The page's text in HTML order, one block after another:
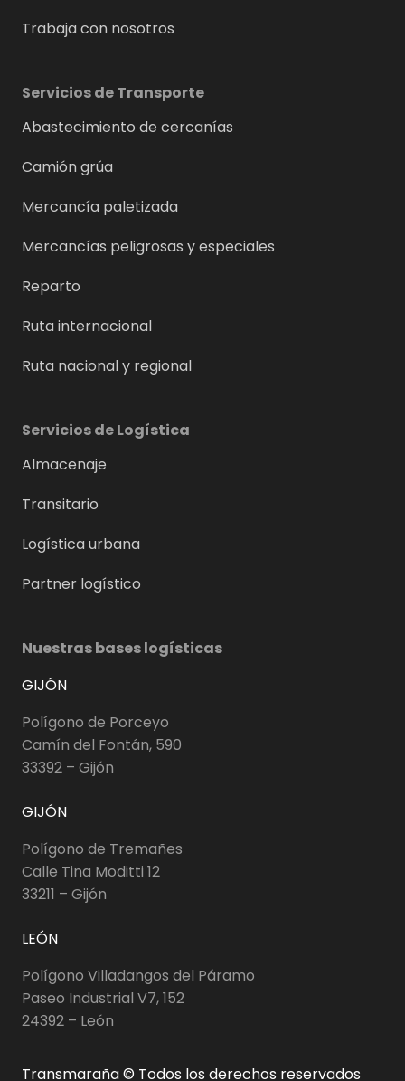
Trabaja con nosotros
Servicios de Transporte
Abastecimiento de cercanías
Camión grúa
Mercancía paletizada
Mercancías peligrosas y especiales
Reparto
Ruta internacional
Ruta nacional y regional
Servicios de Logística
Almacenaje
Transitario
Logística urbana
Partner logístico
Nuestras bases logísticas
GIJÓN
Polígono de Porceyo
Camín del Fontán, 590
33392 – Gijón
GIJÓN
Polígono de Tremañes
Calle Tina Moditti 12
33211 – Gijón
LEÓN
Polígono Villadangos del Páramo
Paseo Industrial V7, 152
24392 – León
Transmaraña © Todos los derechos reservados